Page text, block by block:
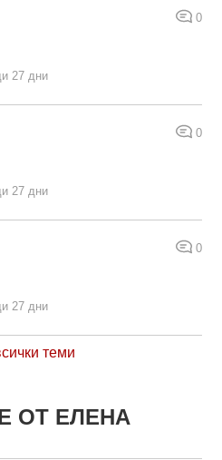
0
27 дни
0
27 дни
0
27 дни
теми
ОТ ЕЛЕНА